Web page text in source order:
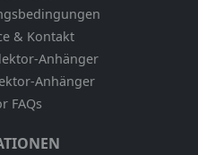
& Kontakt
Anhänger
Anhänger
FAQs